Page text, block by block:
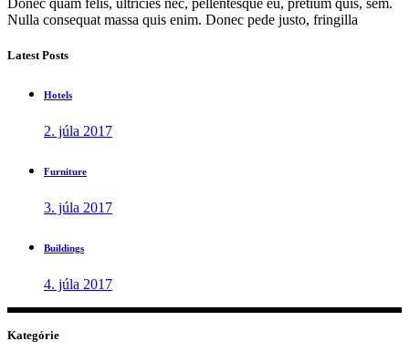
Donec quam felis, ultricies nec, pellentesque eu, pretium quis, sem.
Nulla consequat massa quis enim. Donec pede justo, fringilla
Latest Posts
Hotels
2. júla 2017
Furniture
3. júla 2017
Buildings
4. júla 2017
Kategórie